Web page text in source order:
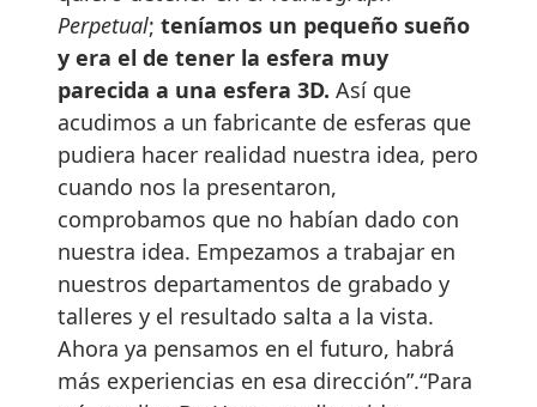
Perpetual; teníamos un pequeño sueño
y era el de tener la esfera muy
parecida a una esfera 3D. Así que
acudimos a un fabricante de esferas que
pudiera hacer realidad nuestra idea, pero
cuando nos la presentaron,
comprobamos que no habían dado con
nuestra idea. Empezamos a trabajar en
nuestros departamentos de grabado y
talleres y el resultado salta a la vista.
Ahora ya pensamos en el futuro, habrá
más experiencias en esa dirección”.“Para